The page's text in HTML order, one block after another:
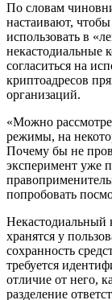
По словам
настаивают,
использовать в
некастодиальные
согласиться на
криптоадресов
организаций.
«Можно
режимы, на
Почему бы не
эксперимент уже
попробовать
Некастодиальный
хранятся у
сохранность
требуется
отличие от него,
разделение